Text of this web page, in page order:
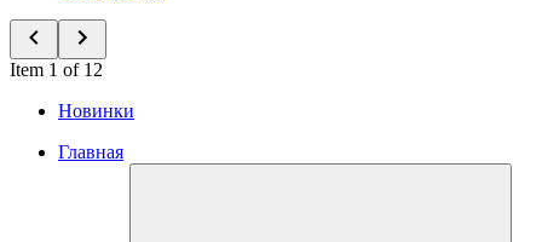
Item 1 of 12
Новинки
Главная